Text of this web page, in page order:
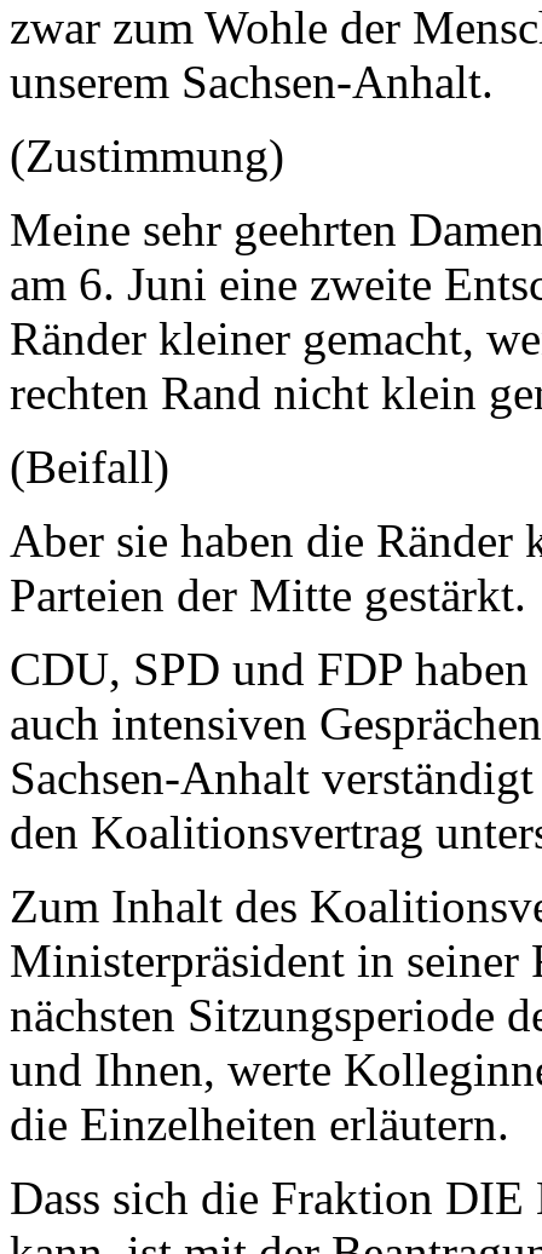
zwar zum Wohle der
unserem Sachsen-Anhalt.
(Zustimmung)
Meine sehr geehrten
am 6. Juni eine zweite
Ränder kleiner gemacht,
rechten Rand nicht klein
(Beifall)
Aber sie haben die Ränder
Parteien der Mitte gestärkt.
CDU, SPD und FDP
auch intensiven
Sachsen-Anhalt
den Koalitionsvertrag
Zum Inhalt des
Ministerpräsident in seiner
nächsten Sitzungsperiode
und Ihnen, werte
die Einzelheiten erläutern.
Dass sich die Fraktion